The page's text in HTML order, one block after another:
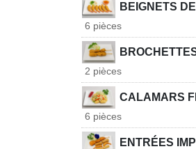
BEIGNETS
6 pièces
2 pièces
CALAMARS
6 pièces
ENTRÉES